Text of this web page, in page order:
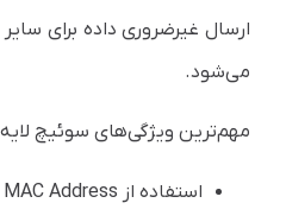
ارسال غیرضروری داده برای
می‌شود.
مهم‌ترین ویژگی‌های سوئیچ لایه ۲ عبارت‌اند از:
استفاده از MAC Address برای شناسایی دستگاه‌ها